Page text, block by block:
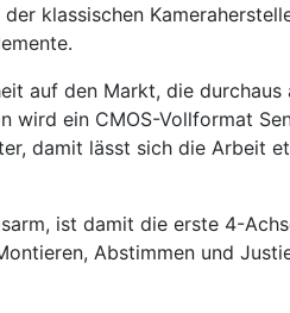
klassischen
auf den Markt, die
wird ein CMOS-Vollformat
damit lässt sich die Arbeit
ist damit die erste 4-
Abstimmen und